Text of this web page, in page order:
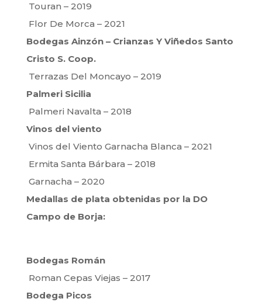
Touran – 2019
Flor De Morca – 2021
Bodegas Ainzón– Crianzas Y Viñedos Santo
Cristo S. Coop.
Terrazas Del Moncayo – 2019
Palmeri Sicilia
Palmeri Navalta – 2018
Vinos del viento
Vinos del Viento Garnacha Blanca – 2021
Ermita Santa Bárbara – 2018
Garnacha – 2020
Medallas de plata obtenidas por la DO
Campo de Borja:
Bodegas Román
Roman Cepas Viejas – 2017
Bodega Picos